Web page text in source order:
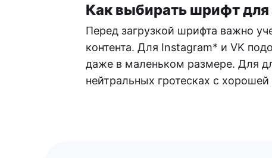
Как выбирать шрифт для
Перед загрузкой шрифта важно
контента. Для Instagram* и VK
даже в маленьком размере. Для
нейтральных гротесках с